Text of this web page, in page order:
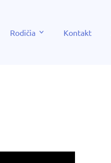
Rodičia Kontakt